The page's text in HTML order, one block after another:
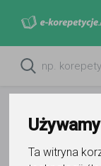
Ta witryna